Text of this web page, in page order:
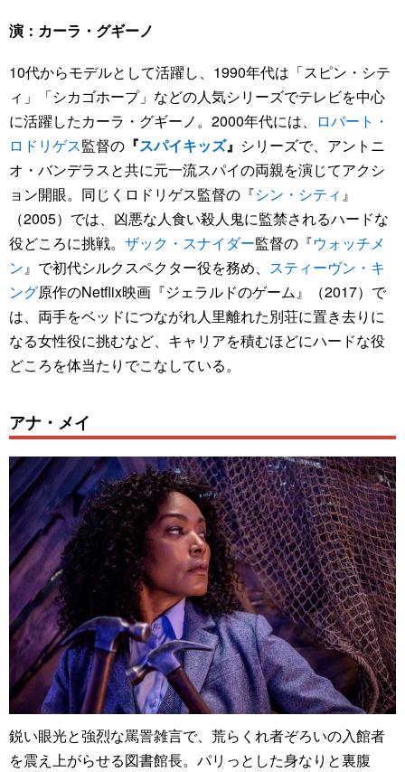
演：カーラ・グギーノ
10代からモデルとして活躍し、1990年代は「スピン・シテ
ィ」「シカゴホープ」などの人気シリーズでテレビを中心
に活躍したカーラ・グギーノ。2000年代には、
ロバート・
ロドリゲス監督の 『スパイキッズ』 シリーズで、アントニ
オ・バンデラスと共に元一流スパイの両親を演じてアクシ
ョン開眼。同じくロドリゲス監督の『シン・シティ 』
（2005）では、凶悪な人食い殺人鬼に監禁されるハードな
役どころに挑戦。 ザック・スナイダー監督の『ウォッチメ
ン』で初代シルクスペクター役を務め、 スティーヴン・キ
ング原作のNetflix映画『ジェラルドのゲーム』（2017）で
は、両手をベッドにつながれ人里離れた別荘に置き去りに
なる女性役に挑むなど、キャリアを積むほどにハードな役
どころを体当たりでこなしている。
アナ・メイ
鋭い眼光と強烈な罵詈雑言で、荒らくれ者ぞろいの入館者
を震え上がらせる図書館長。パリっとした身なりと裏腹